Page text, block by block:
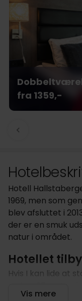
fra 1359,-
Hotell
1969, men som
blev afsluttet i
der er en smuk
natur i området.
Hotellet
Hvis I kan lide at
pister (fire er
Vis mere